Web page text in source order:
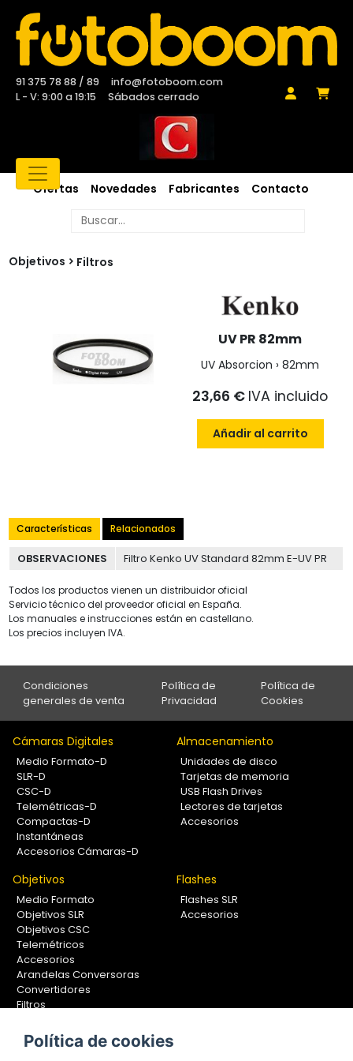
91 375 78 88 / 89
info@fotoboom.com
L - V: 9:00 a 19:15
Sábados cerrado
Ofertas Novedades Fabricantes Contacto
Objetivos Filtros
UV PR 82mm
UV Absorcion › 82mm
23,66 € IVA incluido
Añadir al carrito
Características Relacionados
OBSERVACIONES Filtro Kenko UV Standard 82mm E-UV PR
Todos los productos vienen un distribuidor oficial
Servicio técnico del proveedor oficial en España.
Los manuales e instrucciones están en castellano.
Los precios incluyen IVA.
Condiciones
generales de venta
Política de
Privacidad
Política de
Cookies
Cámaras Digitales
Medio Formato-D
SLR-D
CSC-D
Telemétricas-D
Compactas-D
Instantáneas
Accesorios Cámaras-D
Almacenamiento
Unidades de disco
Tarjetas de memoria
USB Flash Drives
Lectores de tarjetas
Accesorios
Objetivos
Medio Formato
Objetivos SLR
Objetivos CSC
Telemétricos
Accesorios
Arandelas Conversoras
Convertidores
Filtros
Calibradores
Flashes
Flashes SLR
Accesorios
Política de cookies